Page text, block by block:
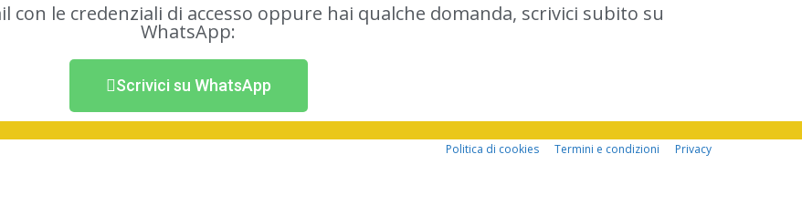
con le credenziali di accesso oppure hai qualche domanda, scrivici subito su
WhatsApp:
Scrivici su WhatsApp
Politica di cookies Termini e condizioni Privacy